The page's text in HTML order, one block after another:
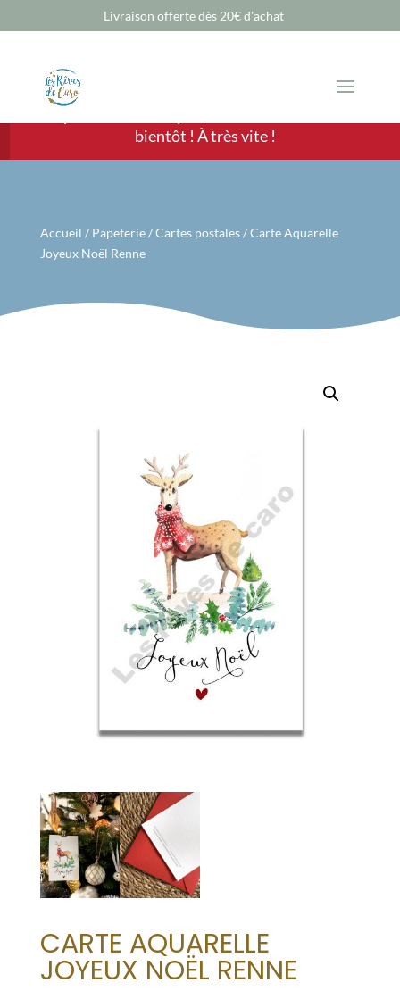
Livraison offerte dès 20€ d'achat
Chère Cliente, cher Client, les ventes sont
bientôt ! À très vite !
Accueil / Papeterie/Cartes postales/ Carte Aquarelle
Joyeux Noël Renne
CARTE AQUARELLE
JOYEUX NOËL RENNE